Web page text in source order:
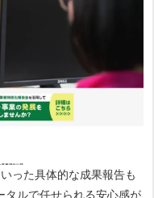
す。
業、歯科医院、美容業界
的なサイト構築にありま
力」を可視化して成約に
る解決策」を先回りして
熟知しています。
った具体的な成果報告も
タルで任せられる安心感が